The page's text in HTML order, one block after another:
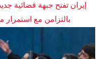
إيران تفتح جبهة قضائية
بالتزامن مع استمرار